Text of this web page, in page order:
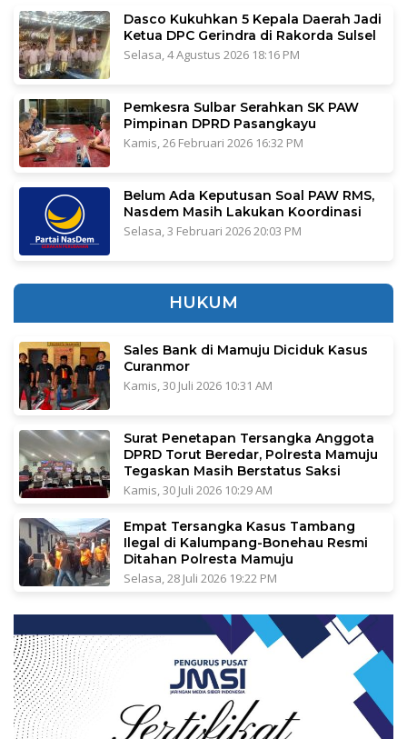
Dasco Kukuhkan 5 Kepala Daerah Jadi
Ketua DPC Gerindra di Rakorda Sulsel
Selasa, 4 Agustus 2026 18:16 PM
Pemkesra Sulbar Serahkan SK PAW
Pimpinan DPRD Pasangkayu
Kamis, 26 Februari 2026 16:32 PM
Belum Ada Keputusan Soal PAW RMS,
Nasdem Masih Lakukan Koordinasi
Selasa, 3 Februari 2026 20:03 PM
HUKUM
Sales Bank di Mamuju Diciduk Kasus
Curanmor
Kamis, 30 Juli 2026 10:31 AM
Surat Penetapan Tersangka Anggota
DPRD Torut Beredar, Polresta Mamuju
Tegaskan Masih Berstatus Saksi
Kamis, 30 Juli 2026 10:29 AM
Empat Tersangka Kasus Tambang
Ilegal di Kalumpang-Bonehau Resmi
Ditahan Polresta Mamuju
Selasa, 28 Juli 2026 19:22 PM